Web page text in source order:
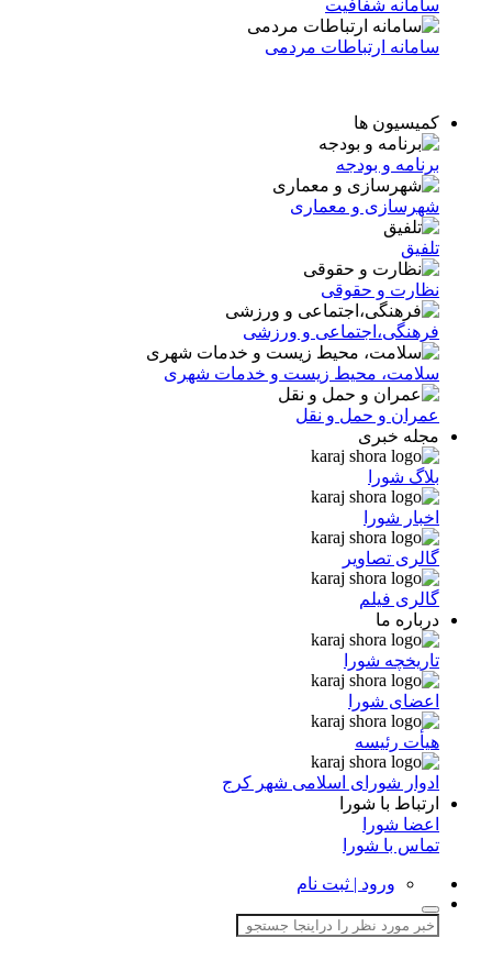
سامانه شفافیت
سامانه ارتباطات مردمی
کمیسیون ها
برنامه و بودجه
شهرسازی و معماری
تلفیق
نظارت و حقوقی
فرهنگی،اجتماعی و ورزشی
سلامت، محیط زیست و خدمات شهری
عمران و حمل و نقل
مجله خبری
بلاگ شورا
اخبار شورا
گالری تصاویر
گالری فیلم
درباره ما
تاریخچه شورا
اعضای شورا
هیأت رئیسه
ادوار شورای اسلامی شهر کرج
ارتباط با شورا
اعضا شورا
تماس با شورا
ورود | ثبت نام